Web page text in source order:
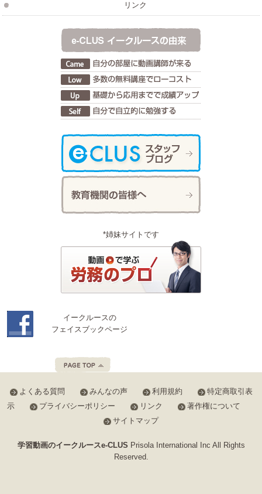
リンク
*姉妹サイトです
イークルースの
フェイスブックページ
よくある質問 みんなの声 利用規約
特定商取引表
示
プライバシーポリシー リンク
著作権について
サイトマップ
学習動画のイークルースe-CLUS Prisola International Inc All Rights
Reserved.